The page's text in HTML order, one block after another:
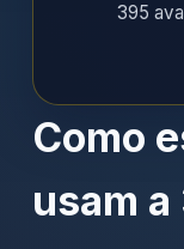
395
Como
usam